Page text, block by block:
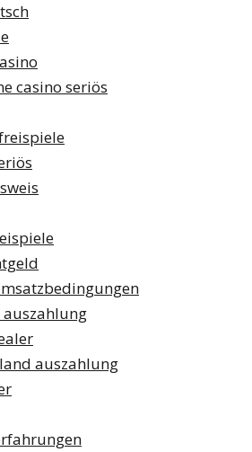
casino seriös
auszahlung